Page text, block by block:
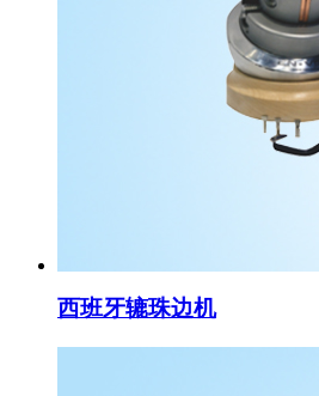
西班牙辘珠边机